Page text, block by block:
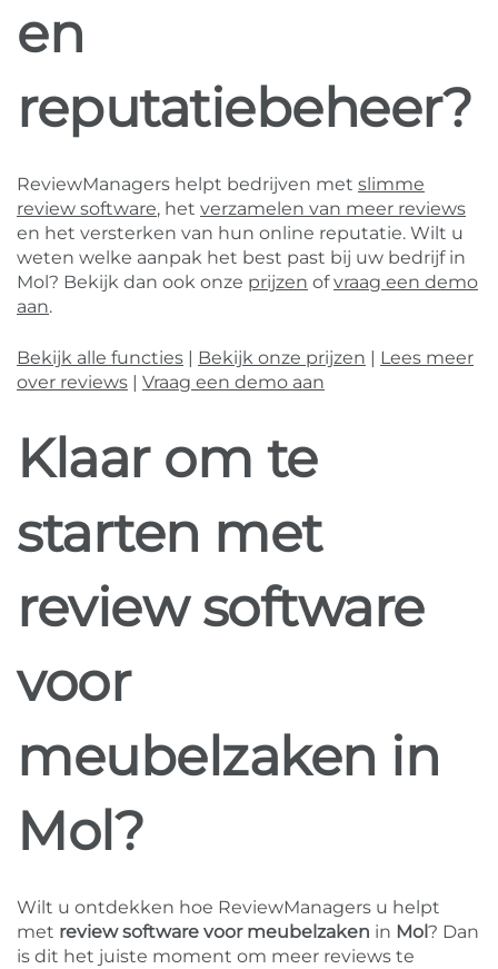
en
reputatiebeheer?
ReviewManagers helpt bedrijven met slimme
review software, het verzamelen van meer reviews
en het versterken van hun online reputatie. Wilt u
weten welke aanpak het best past bij uw bedrijf in
Mol? Bekijk dan ook onze prijzen ofvraag een demo
aan.
Bekijk alle functies Bekijk onze prijzen
Lees meer
over reviews
Vraag een demo aan
Klaar om te
starten met
review software
voor
meubelzaken in
Mol?
Wilt u ontdekken hoe ReviewManagers u helpt
met review software voor meubelzaken in Mol ? Dan
is dit het juiste moment om meer reviews te